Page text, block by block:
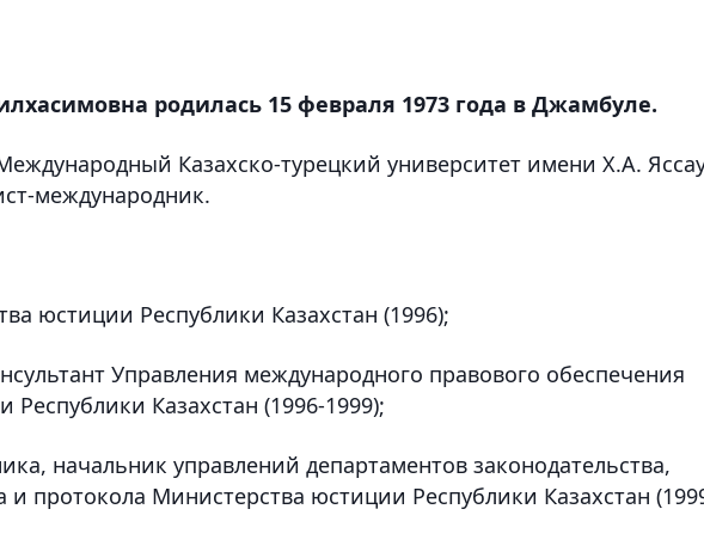
родилась 15 февраля 1973 года в Джамбуле.
Казахско-турецкий университет имени Х.А.
международник.
юстиции Республики Казахстан (1996);
Управления международного правового обеспечения
Казахстан (1996-1999);
начальник управлений департаментов законодательства,
и протокола Министерства юстиции Республики Казахстан